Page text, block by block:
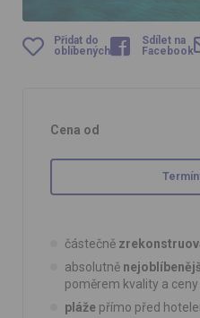
Přidat do
oblíbených
Sdílet na
Facebook
Cena od
částečně
absolutně
poměrem kvality a ceny
pláže přímo před